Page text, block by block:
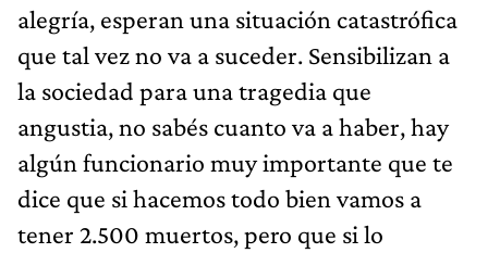
alegría, esperan una situación catastrófica
que tal vez no va a suceder. Sensibilizan a
la sociedad para una tragedia que
angustia, no sabés cuanto va a haber, hay
algún funcionario muy importante que te
dice que si hacemos todo bien vamos a
tener 2.500 muertos, pero que si lo